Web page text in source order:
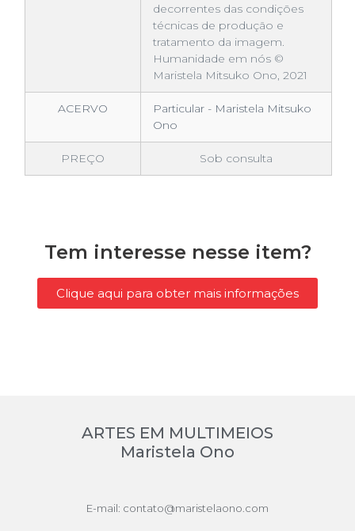
decorrentes das condições
técnicas de produção e
tratamento da imagem.
Humanidade em nós ©
Maristela Mitsuko Ono, 2021
ACERVO
Particular - Maristela Mitsuko
Ono
PREÇO Sob consulta
Tem interesse nesse item?
Clique aqui para obter mais informações
ARTES EM MULTIMEIOS
Maristela Ono
E-mail: contato@maristelaono.com